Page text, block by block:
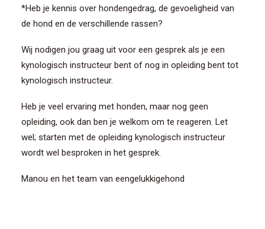
*Heb je kennis over hondengedrag, de gevoeligheid van
de hond en de verschillende rassen?
Wij nodigen jou graag uit voor een gesprek als je een
kynologisch instructeur bent of nog in opleiding bent tot
kynologisch instructeur.
Heb je veel ervaring met honden, maar nog geen
opleiding, ook dan ben je welkom om te reageren. Let
wel; starten met de opleiding kynologisch instructeur
wordt wel besproken in het gesprek.
Manou en het team van eengelukkigehond